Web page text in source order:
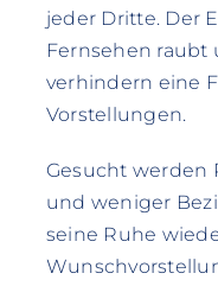
jeder Dritte. Der
Fernsehen raubt
verhindern eine
Vorstellungen.
Gesucht werden
und weniger
seine Ruhe